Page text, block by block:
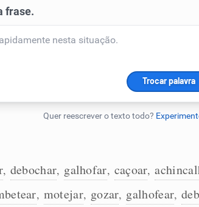
, debochar, galhofar, caçoar,
, motejar, gozar, galhofear,